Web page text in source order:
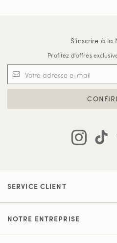
S'inscrire à la
Profitez d'offres
SERVICE CLIENT
NOTRE ENTREPRISE